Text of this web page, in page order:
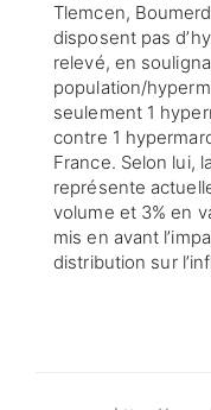
Tlemcen,
disposent pas
relevé, en
population/
seulement 1
contre 1
France. Selon lui,
représente
volume et 3% en
mis en avant
distribution sur